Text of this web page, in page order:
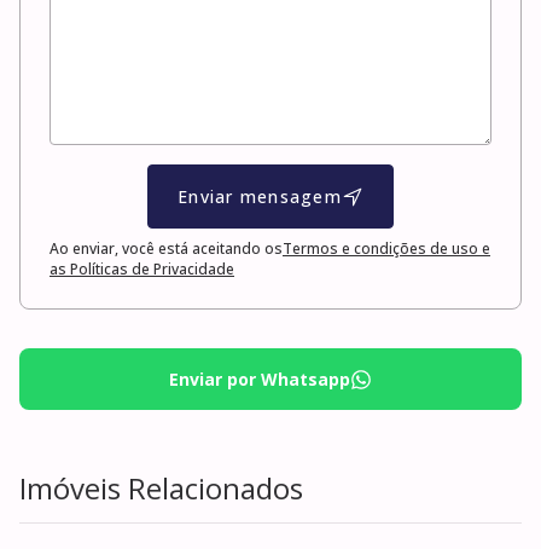
Enviar mensagem
Ao enviar, você está aceitando osTermos e condições de uso e
as Políticas de Privacidade
Enviar por Whatsapp
Imóveis Relacionados